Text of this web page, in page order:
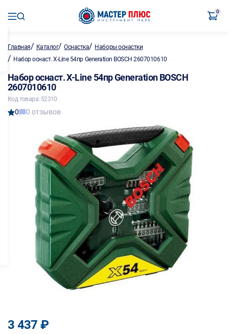
0
Главная/ Каталог/Оснастка/ Наборы оснастки
/ Набор оснаст. X-Line 54пр Generation BOSCH 2607010610
Набор оснаст. X-Line 54пр Generation BOSCH
2607010610
Код товара: 52310
0 0 отзывов
3 437 ₽